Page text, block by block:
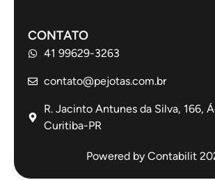
CONTATO
41 99629-3263
contato@pejotas.com.br
R. Jacinto Antunes da Silva, 166,
Curitiba-PR
Powered by Contabilit